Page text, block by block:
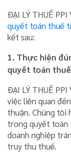
ĐẠI LÝ THUẾ
quyết toán thuế
kết sau:
1. Thực hiện
quyết toán thuế
ĐẠI LÝ THUẾ
việc liên quan
thuận. Chúng tôi
trong quyết toán
doanh nghiệp
truy thu thuế.